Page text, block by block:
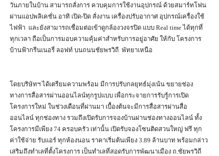
วันภายในบ้าน สามารถสั่งการ ควบคุมการใช้งานอุปกรณ์ ด้วยสมาร์ทโฟน
ผ่านแอปพลิเคชั่น อาทิ เปิด-ปิด สั่งงาน เครื่องปรับอากาศ อุปกรณ์เครื่องใช้
ไฟฟ้า และยังสามารถเชื่อมต่อเข้าดูกล้องวงจรปิด แบบ Real time ได้ทุกที่
ทุกเวลา ถือเป็นการมอบความคุ้มค่าสำหรับการอยู่อาศัย ให้กับ โครงการ
บ้านฟ้ากรีนเนอรี่ ลอฟท์ บนถนนชัยพรวิถี พัทยาเหนือ
โดยบริษัทฯ ได้เตรียมความพร้อม มีการปรับกลยุทธ์มุ่งเน้น ขยายช่อง
ทางการสื่อสารผ่านออนไลน์ทุกรูปแบบ เพื่อกระจายการรับรู้การเปิด
โครงการใหม่ ในช่วงเดือนที่ผ่านมา เบื้องต้นจะมีการสื่อสารผ่านสื่อ
ออนไลน์ ทุกช่องทาง รวมถึงเปิดรับการจองบ้านผ่านช่องทางออนไลน์ ทั้ง
โครงการมีเพียง 74 ครอบครัว เท่านั้น เปิดรับจองโซนติดสวนใหญ่ ฟรี ทุก
ค่าใช้จ่าย รับแอร์ ทุกห้องนอน ราคาเริ่มต้นเพียง 3.89 ล้านบาท พร้อมกล่าว
เสริมถึงทำเลที่ตั้งโครงการ เป็นทำเลที่สอดรับการพัฒนาเมือง ถ.ชัยพรวิถี